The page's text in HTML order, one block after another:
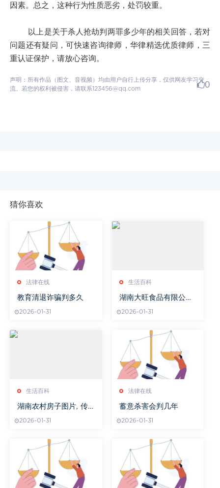
因素。总之，这种行为性质恶劣，处罚较重。
以上是关于杀人抢劫判两罪多少年的相关回答，若对
问题还有疑问，可快速咨询律师，华律精选优质律师，三
重认证保护，请放心咨询。
声明：所有作品（图文、音视频）均由用户自行上传分享，仅供网友学习交
流。若您的权利被侵害，请联系123456@qq.com
0
猜你喜欢
法律在线
教育清退诈骗判多久
2026-01-31
生活百科
湖南大旺食品有限公司,
典范-企业解析
2026-01-31
生活百科
湖南农村房子图片, 传
貌-建筑特色解析
2026-01-31
法律在线
蓄意杀害会判几年
2026-01-31